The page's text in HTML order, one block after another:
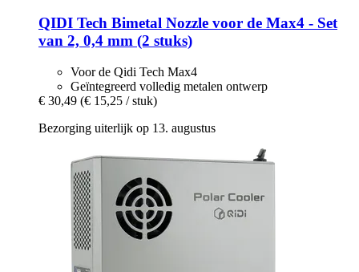
QIDI Tech Bimetal Nozzle voor de Max4 -​ Set
van 2, 0,4 mm (2 stuks)
Voor de Qidi Tech Max4
Geïntegreerd volledig metalen ontwerp
€ 30,49 (€ 15,25 / stuk)
Bezorging uiterlijk op 13. augustus